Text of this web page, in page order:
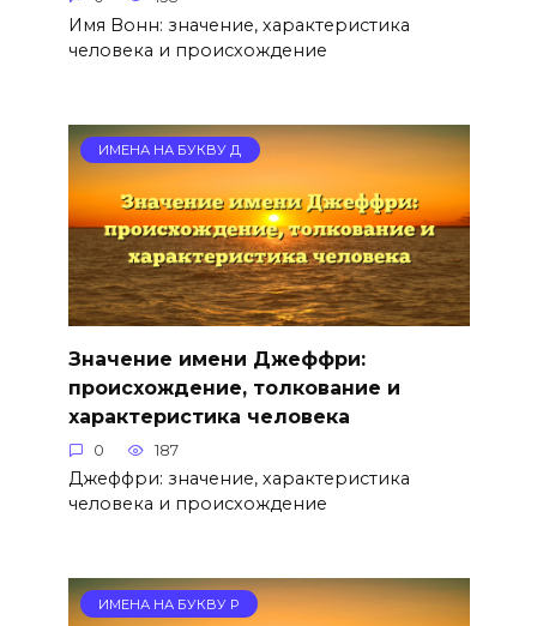
Имя Вонн: значение, характеристика
человека и происхождение
ИМЕНА НА БУКВУ Д
Значение имени Джеффри:
происхождение, толкование и
характеристика человека
0 187
Джеффри: значение, характеристика
человека и происхождение
ИМЕНА НА БУКВУ Р